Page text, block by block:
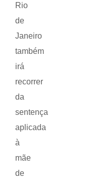
Rio
de
Janeiro
também
irá
recorrer
da
sentença
aplicada
à
mãe
de